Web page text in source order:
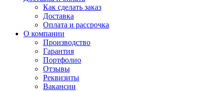
Как сделать заказ
Доставка
Оплата и рассрочка
О компании
Производство
Гарантия
Портфолио
Отзывы
Реквизиты
Вакансии